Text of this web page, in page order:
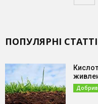
ПОПУЛЯРНІ СТАТТІ